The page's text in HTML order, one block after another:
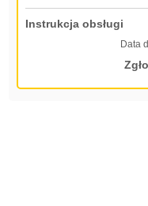
Instrukcja obsługi
Data